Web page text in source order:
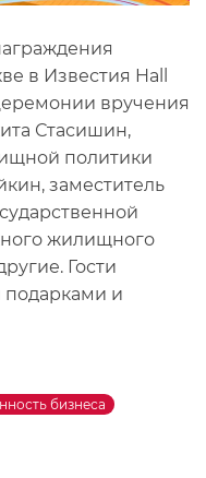
в Известия Hall
вручения
Стасишин,
политики
заместитель
жилищного
Гости
и
бизнеса